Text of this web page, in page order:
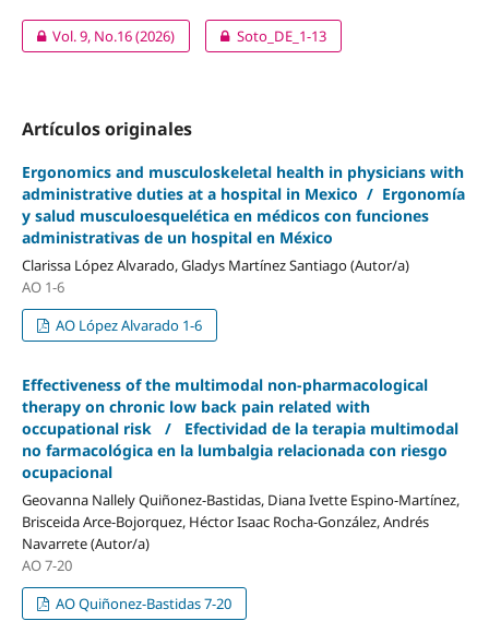
Vol. 9, No.16 (2026) Soto_DE_1-13
Artículos originales
Ergonomics and musculoskeletal health in physicians with
administrative duties at a hospital in Mexico / Ergonomía
y salud musculoesquelética en médicos con funciones
administrativas de un hospital en México
Clarissa López Alvarado, Gladys Martínez Santiago (Autor/a)
AO 1-6
AO López Alvarado 1-6
Effectiveness of the multimodal non-pharmacological
therapy on chronic low back pain related with
occupational risk / Efectividad de la terapia multimodal
no farmacológica en la lumbalgia relacionada con riesgo
ocupacional
Geovanna Nallely Quiñonez-Bastidas, Diana Ivette Espino-Martínez,
Brisceida Arce-Bojorquez, Héctor Isaac Rocha-González, Andrés
Navarrete (Autor/a)
AO 7-20
AO Quiñonez-Bastidas 7-20